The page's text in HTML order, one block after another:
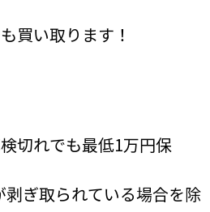
買い取ります！
切れでも最低1万円保
剥ぎ取られている場合を除